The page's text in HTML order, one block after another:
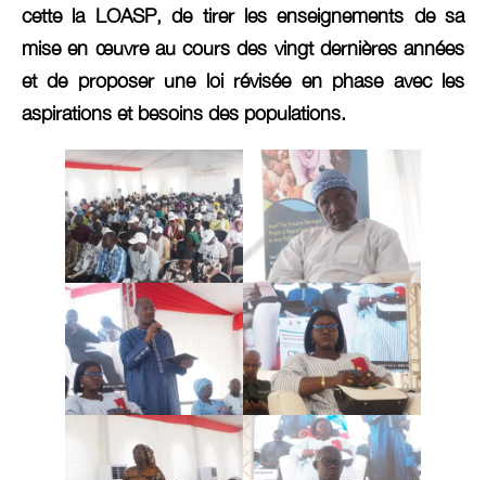
cette la LOASP, de tirer les enseignements de sa
mise en œuvre au cours des vingt dernières années
et de proposer une loi révisée en phase avec les
aspirations et besoins des populations.